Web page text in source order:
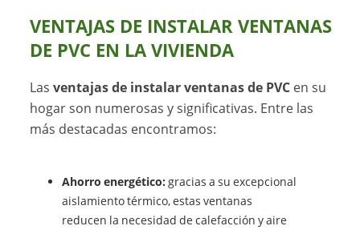
VENTAJAS DE INSTALAR VENTANAS
DE PVC EN LA VIVIENDA
Lasventajas de instalar ventanas de PVC en su
hogar son numerosas y significativas. Entre las
más destacadas encontramos:
Ahorro energético: gracias a su excepcional
aislamiento térmico, estas ventanas
reducen la necesidad de calefacción y aire